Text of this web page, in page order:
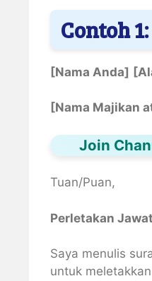
Contoh
[Nama Anda]
[Nama Majikan
Join
Tuan/Puan,
Perletakan
Saya menulis
untuk